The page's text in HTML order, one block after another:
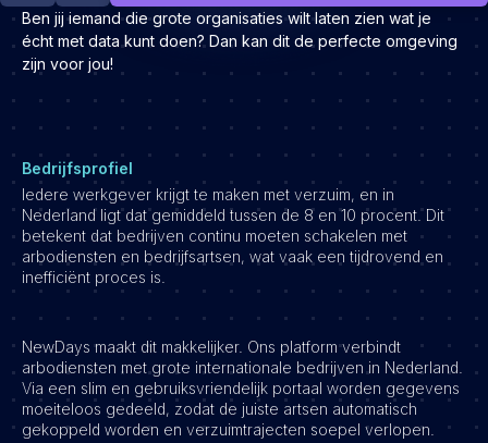
Engineering & leadership
Executive search
Product
Sales
Specialistische techrollen
Support
Operations & HR
Werken bij Haystack People
Jobmarketing
Ben jij iemand die grote organisaties wilt laten zien wat je
écht met data kunt doen? Dan kan dit de perfecte omgeving
zijn voor jou!
Bedrijfsprofiel
Iedere werkgever krijgt te maken met verzuim, en in
Nederland ligt dat gemiddeld tussen de 8 en 10 procent. Dit
betekent dat bedrijven continu moeten schakelen met
arbodiensten en bedrijfsartsen, wat vaak een tijdrovend en
inefficiënt proces is.
NewDays maakt dit makkelijker. Ons platform verbindt
arbodiensten met grote internationale bedrijven in Nederland.
Via een slim en gebruiksvriendelijk portaal worden gegevens
moeiteloos gedeeld, zodat de juiste artsen automatisch
gekoppeld worden en verzuimtrajecten soepel verlopen.